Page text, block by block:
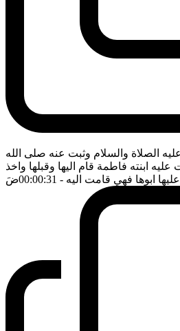
الصلاة والسلام وثبت عنه صلى الله
ابنته فاطمة قام اليها وقبلها واخذ
ابوها فهي قامت اليه - 00:00:31 ضَ